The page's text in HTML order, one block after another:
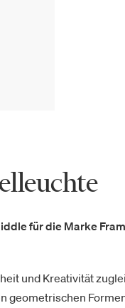
für die Marke
und Kreativität
geometrischen